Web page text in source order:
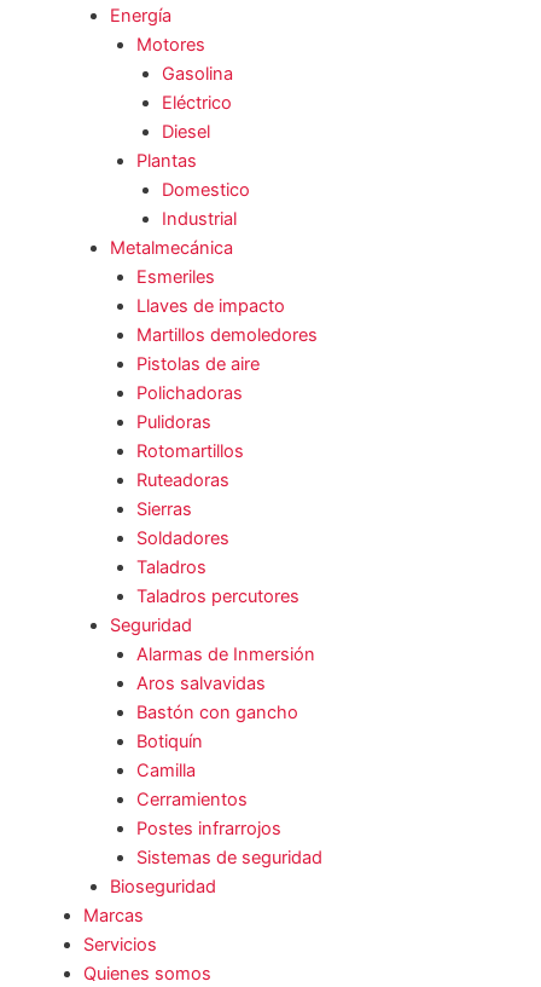
Energía
Motores
Gasolina
Eléctrico
Diesel
Plantas
Domestico
Industrial
Metalmecánica
Esmeriles
Llaves de impacto
Martillos demoledores
Pistolas de aire
Polichadoras
Pulidoras
Rotomartillos
Ruteadoras
Sierras
Soldadores
Taladros
Taladros percutores
Seguridad
Alarmas de Inmersión
Aros salvavidas
Bastón con gancho
Botiquín
Camilla
Cerramientos
Postes infrarrojos
Sistemas de seguridad
Bioseguridad
Marcas
Servicios
Quienes somos